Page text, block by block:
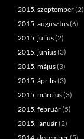
2015. szeptember(2)
2015. augusztus(6)
2015. július(2)
2015. június(3)
2015. május(3)
2015. április(3)
2015. március(3)
2015. február(5)
2015. január(2)